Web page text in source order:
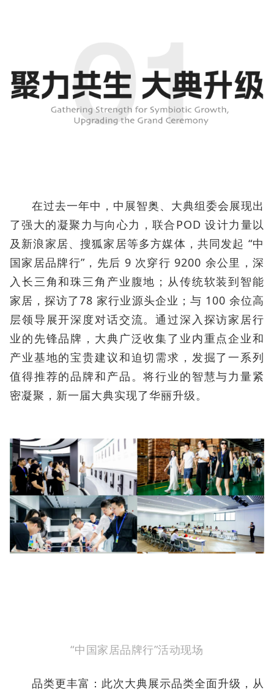
在过去一年中，中展智奥、大典组委会展现出
了强大的凝聚力与向心力，联合POD 设计力量以
及新浪家居、搜狐家居等多方媒体，共同发起 “中
国家居品牌行”，先后 9 次穿行 9200 余公里，深
入长三角和珠三角产业腹地；从传统软装到智能
家居，探访了78 家行业源头企业；与 100 余位高
层领导展开深度对话交流。通过深入探访家居行
业的先锋品牌，大典广泛收集了业内重点企业和
产业基地的宝贵建议和迫切需求，发掘了一系列
值得推荐的品牌和产品。将行业的智慧与力量紧
密凝聚，新一届大典实现了华丽升级。
“中国家居品牌行”活动现场
品类更丰富：此次大典展示品类全面升级，从